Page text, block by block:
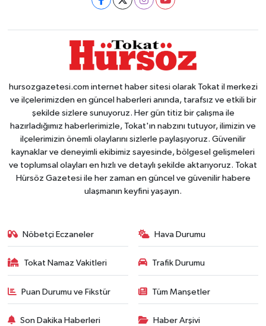
hursozgazetesi.com internet haber sitesi olarak Tokat il merkezi
ve ilçelerimizden en güncel haberleri anında, tarafsız ve etkili bir
şekilde sizlere sunuyoruz. Her gün titiz bir çalışma ile
hazırladığımız haberlerimizle, Tokat'ın nabzını tutuyor, ilimizin ve
ilçelerimizin önemli olaylarını sizlerle paylaşıyoruz. Güvenilir
kaynaklar ve deneyimli ekibimiz sayesinde, bölgesel gelişmeleri
ve toplumsal olayları en hızlı ve detaylı şekilde aktarıyoruz. Tokat
Hürsöz Gazetesi ile her zaman en güncel ve güvenilir habere
ulaşmanın keyfini yaşayın.
Nöbetçi Eczaneler Hava Durumu
Tokat Namaz Vakitleri Trafik Durumu
Puan Durumu ve Fikstür Tüm Manşetler
Son Dakika Haberleri Haber Arşivi